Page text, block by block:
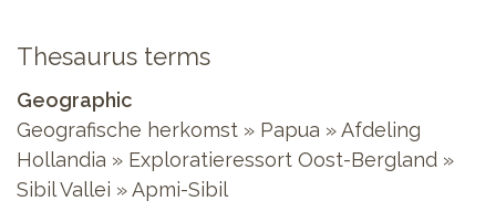
Thesaurus terms
Geographic
Geografische herkomst » Papua » Afdeling
Hollandia » Exploratieressort Oost-Bergland »
Sibil Vallei » Apmi-Sibil